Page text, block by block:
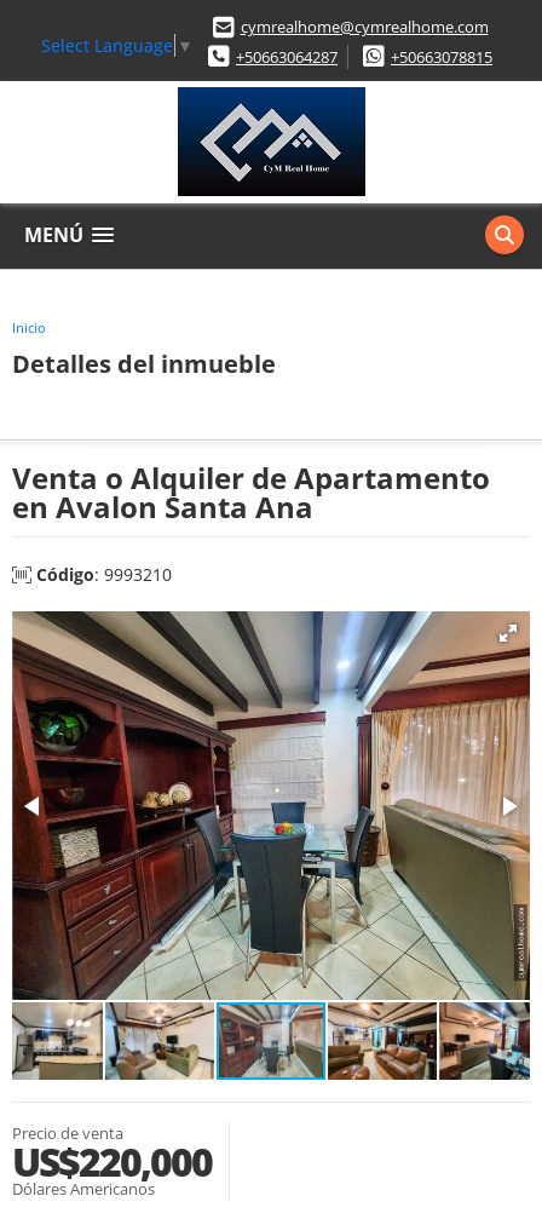
Select Language ▼
cymrealhome@cymrealhome.com
+50663064287
+50663078815
MENÚ
Inicio
Detalles del inmueble
Venta o Alquiler de Apartamento
en Avalon Santa Ana
Código: 9993210
Precio de venta
US$220,000
Dólares Americanos